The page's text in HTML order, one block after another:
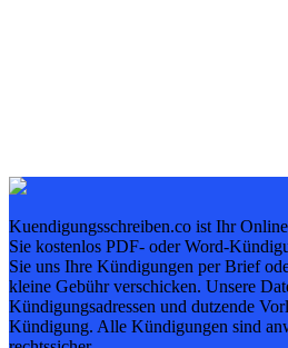
Kuendigungsschreiben.co ist Ihr
Sie kostenlos PDF- oder Word-
Sie uns Ihre Kündigungen per Brief
kleine Gebühr verschicken. Unsere
Kündigungsadressen und dutzende
Kündigung. Alle Kündigungen sind